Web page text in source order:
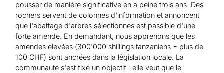
pousser de manière significative en à peine trois ans. Des
rochers servent de colonnes d'information et annoncent
que l'abattage d'arbres sélectionnés est passible d'une
forte amende. En demandant, nous apprenons que les
amendes élevées (300'000 shillings tanzaniens = plus de
100 CHF) sont ancrées dans la législation locale. La
communauté s'est fixé un objectif : elle veut que le